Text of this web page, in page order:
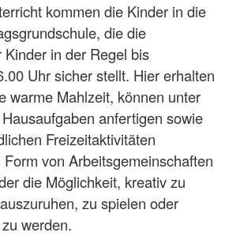
kommen die Kinder in die
die die
Kinder in der Regel bis
Uhr sicher stellt. Hier erhalten
warme Mahlzeit, können unter
anfertigen sowie
Freizeitaktivitäten
von Arbeitsgemeinschaften
die Möglichkeit, kreativ zu
zu spielen oder
werden.